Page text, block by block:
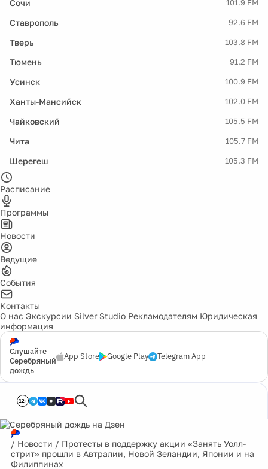
Сочи 101.9 FM
Ставрополь 92.6 FM
Тверь 103.8 FM
Тюмень 91.2 FM
Усинск 100.9 FM
Ханты-Мансийск 102.0 FM
Чайковский 105.5 FM
Чита 105.7 FM
Шерегеш 105.3 FM
Расписание
Программы
Новости
Ведущие
События
Контакты
О нас Экскурсии Silver Studio Рекламодателям Юридическая
информация
Слушайте
Серебряный
дождь
App Store Google Play Telegram App
12+
/ Новости / Протесты в поддержку акции «Занять Уолл-
стрит» прошли в Автралии, Новой Зеландии, Японии и на
Филиппинах